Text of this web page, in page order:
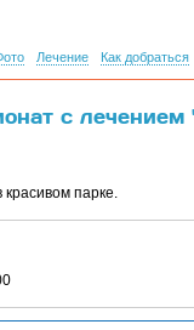
Лечение Как добраться
с лечением
парке.